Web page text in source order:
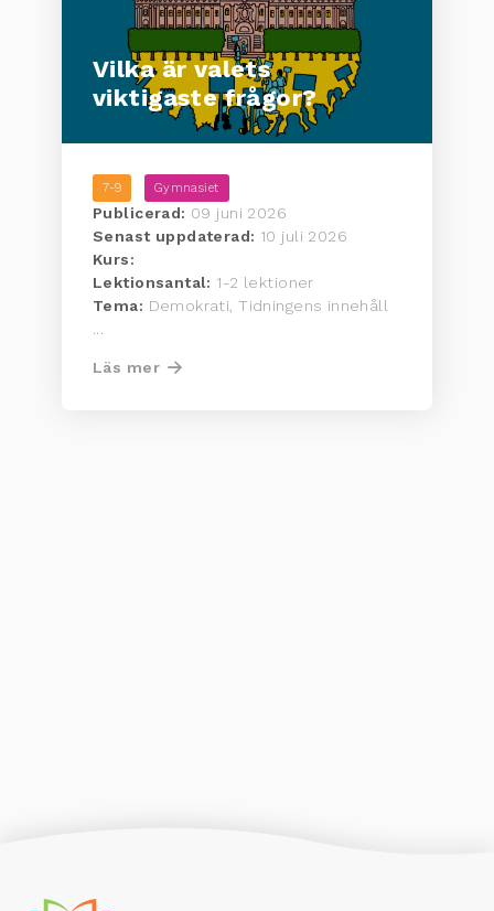
Vilka är valets
viktigaste frågor?
7-9 Gymnasiet
Publicerad: 09 juni 2026
Senast uppdaterad: 10 juli 2026
Kurs:
Lektionsantal: 1-2 lektioner
Tema: Demokrati, Tidningens innehåll
Läs mer